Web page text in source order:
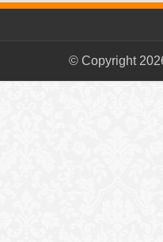
© Copyright